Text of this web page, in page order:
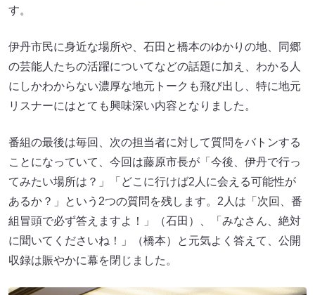
す。
伊丹市民に身近な場所や、石田と橋本のゆかりの地、同郷
の芸能人たちの活躍についてなどの話題に加え、わかる人
にしかわからない濃厚な地元トークも飛び出し、特に地元
リスナーにはとても興味深い内容となりました。
番組の最後は毎回、次の担当者に対して質問をバトンする
ことになっていて、今回は藤原市長が「今後、伊丹で行っ
てみたい場所は？」「どこに行けば2人に会える可能性が
あるか？」という2つの質問を残します。2人は「次回、番
組冒頭で必ず答えますよ！」（石田）、「みなさん、絶対
に聞いてくださいね！」（橋本）と元気よく答えて、公開
収録は賑やかに幕を閉じました。